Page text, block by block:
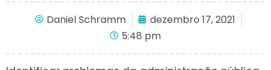
Daniel Schramm
dezembro 17, 2021
5:48 pm